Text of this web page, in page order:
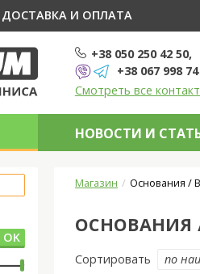
ДОСТАВКА И ОПЛАТА
+38 050 250 42 50
+38 067 998
Смотреть все
НОВОСТИ И
Магазин Основания /
ОСНОВАНИЯ /
Сортировать